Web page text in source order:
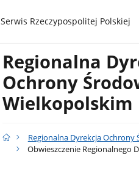
gov.pl
Serwis Rzeczypospolitej Polskiej
Regionalna
Ochrony
Wielkopolskim
Regionalna Dyrekcja
Obwieszczenie Regionalnego